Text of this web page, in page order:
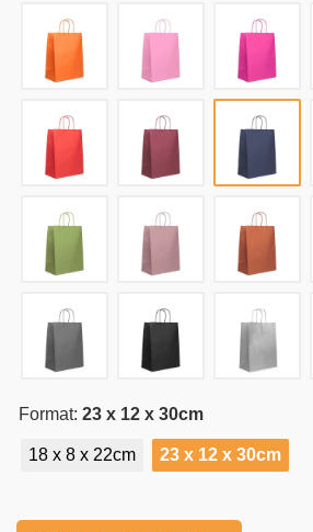
Format: 23 x 12 x 30cm
18 x 8 x 22cm 23 x 12 x 30cm